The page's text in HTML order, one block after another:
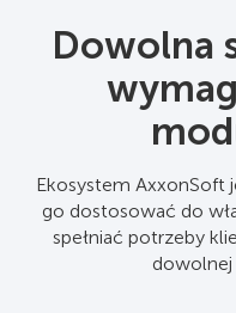
Dowolna
Ekosystem AxxonSoft
go dostosować do
spełniać potrzeby
dowolnej